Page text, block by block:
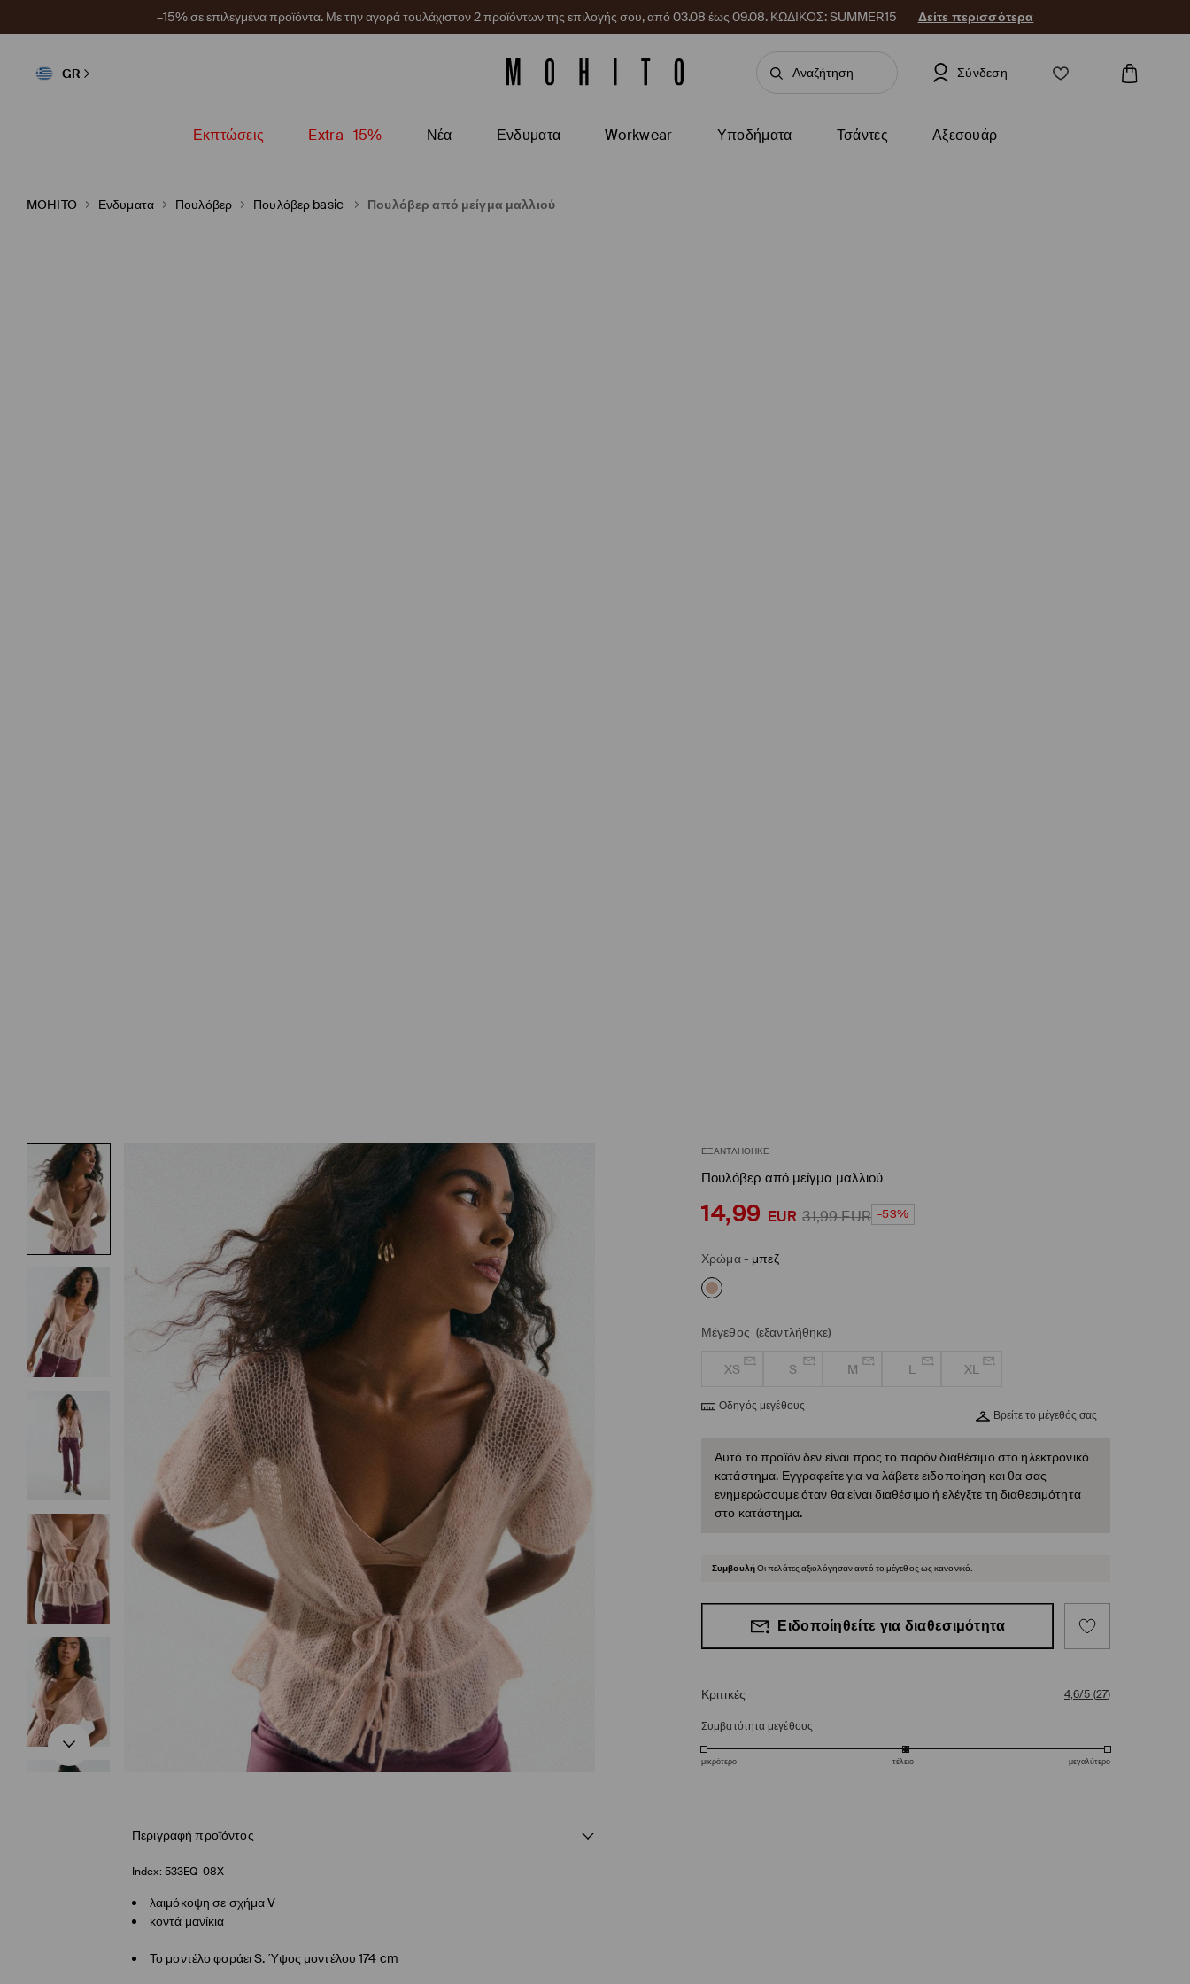
–15% σε επιλεγμένα προϊόντα. Με την αγορά τουλάχιστον 2 προϊόντων της επιλογής σου, από 03.08 έως 09.08. ΚΩΔΙΚΟΣ: SUMMER15 Δείτε περισσότερα
GR Σύνδεση
Εκπτώσεις Extra -15% Νέα Ενδυματα Workwear Υποδήματα Τσάντες Αξεσουάρ
MOHITO Ενδυματα Πουλόβερ Πουλόβερ basic Πουλόβερ από μείγμα μαλλιού
ΕΞΑΝΤΛΉΘΗΚΕ
Πουλόβερ από μείγμα μαλλιού
14,99 EUR 31,99EUR -53%
Χρώμα- μπεζ
Μέγεθος (εξαντλήθηκε)
XS S M L XL
Οδηγός μεγέθους
Βρείτε το μέγεθός σας
Αυτό το προϊόν δεν είναι προς το παρόν διαθέσιμο στο ηλεκτρονικό
κατάστημα. Εγγραφείτε για να λάβετε ειδοποίηση και θα σας
ενημερώσουμε όταν θα είναι διαθέσιμο ή ελέγξτε τη διαθεσιμότητα
στο κατάστημα.
ΣυμβουλήΟι πελάτες αξιολόγησαν αυτό το μέγεθος ως κανονικό.
Ειδοποίηθείτε για διαθεσιμότητα
Κριτικές 4,6/5 (27)
Συμβατότητα μεγέθους
μικρότερο τέλειο μεγαλύτερο
Περιγραφή προϊόντος
Index: 533EQ-08X
λαιμόκοψη σε σχήμα V
κοντά μανίκια
Το μοντέλο φοράει S. Ύψος μοντέλου 174 cm